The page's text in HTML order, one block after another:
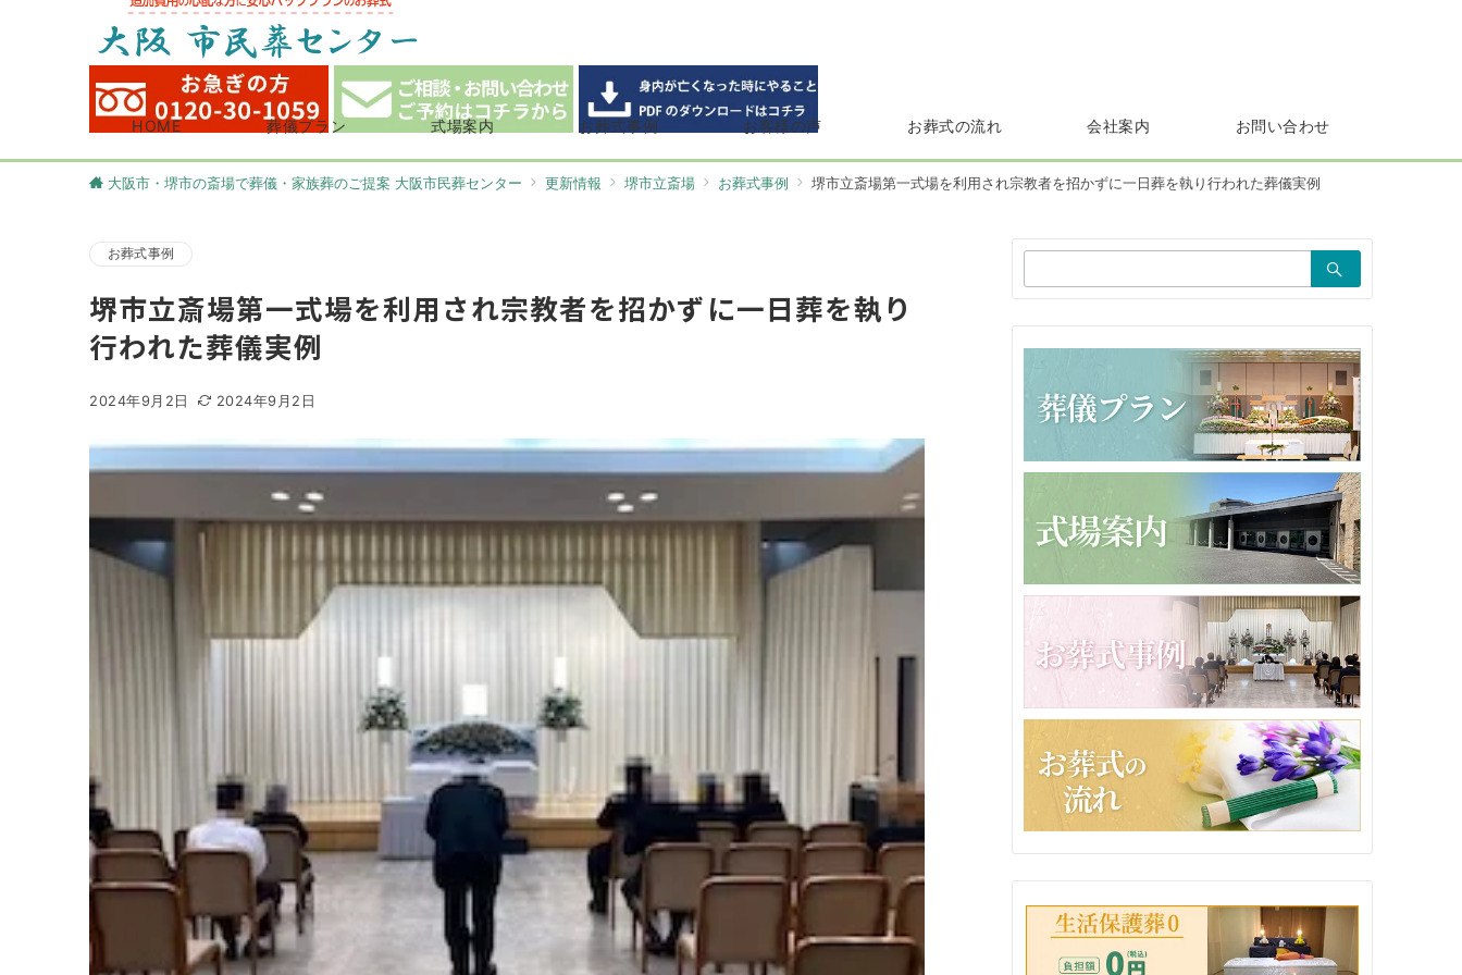
HOME 葬儀プラン 式場案内 お葬式事例 お客様の声 お葬式の流れ 会社案内 お問い合わせ
大阪市・堺市の斎場で葬儀・家族葬のご提案 大阪市民葬センター 更新情報 堺市立斎場 お葬式事例 堺市立斎場第一式場を利用され宗教者を招かずに一日葬を執り行われた葬儀実例
お葬式事例
堺市立斎場第一式場を利用され宗教者を招かずに一日葬を執り
行われた葬儀実例
2024年9月2日 2024年9月2日
索：